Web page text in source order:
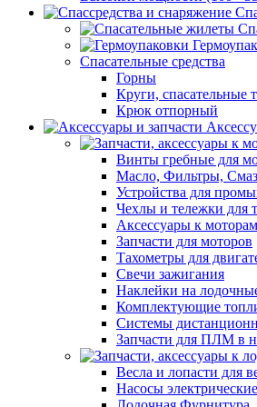
Спасательные средства
Горны
Круги, спасательные
Крюк отпорный
Винты гребные для
Масло, Фильтры,
Устройства для
Чехлы и тележки для
Аксессуары к моторам
Запчасти для моторов
Тахометры для
Свечи зажигания
Наклейки на
Комплектующие
Системы
Запчасти для ПЛМ в
Весла и лопасти для
Насосы